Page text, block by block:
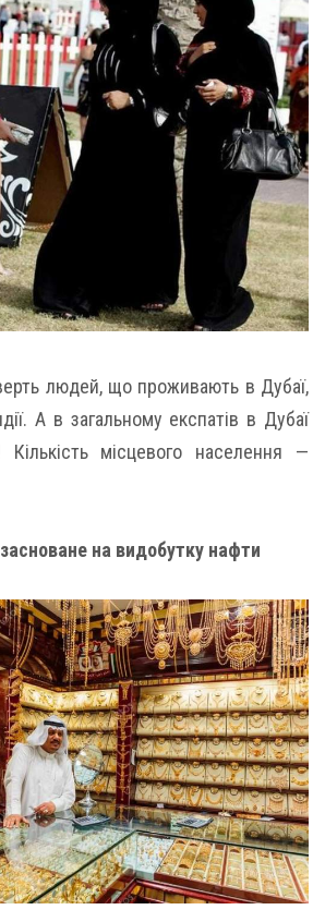
людей, що проживають в Дубаї,
А в загальному експатів в Дубаї
Кількість місцевого населення —
на видобутку нафти